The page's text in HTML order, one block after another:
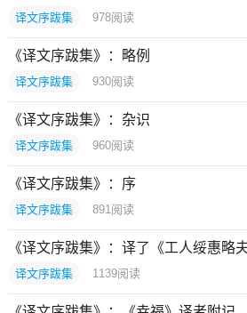
译文序跋集 978阅读
《译文序跋集》：略例
译文序跋集 930阅读
《译文序跋集》：杂识
译文序跋集 960阅读
《译文序跋集》：序
译文序跋集 891 阅读
《译文序跋集》：译了《工人绥惠略
译文序跋集 1139阅读